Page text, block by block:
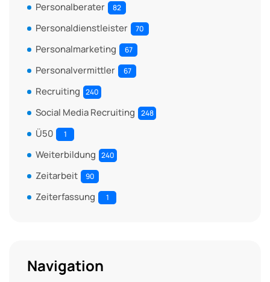
Personalberater 82
Personaldienstleister 70
Personalmarketing 67
Personalvermittler 67
Recruiting 240
Social Media Recruiting 248
Ü50 1
Weiterbildung 240
Zeitarbeit 90
Zeiterfassung 1
Navigation